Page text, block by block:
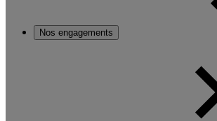
Nos engagements